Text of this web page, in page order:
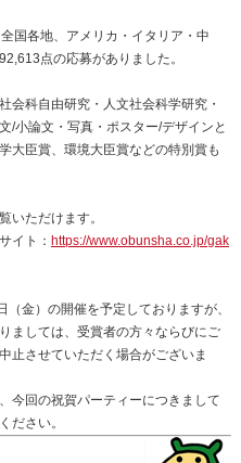
国各地、アメリカ・イタリア・中
点の応募がありました。
会科自由研究・人文社会科学研究・
/小論文・写真・ポスター/デザインと
大臣賞、環境大臣賞などの特別賞も
いただけます。
イト： https://www.obunsha.co.jp/gak
金）の開催を予定しておりますが、
ましては、受賞者の方々ならびにご
止させていただく場合がございま
今回の祝賀パーティーにつきまして
ださい。